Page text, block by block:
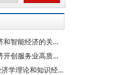
陈波 葛新权：词元经济和智能经济的关系辨析：一种形态两个视角
陈波 葛新权：词元经济开创服务业高质量发展新局面：理论逻辑与实践路径
词元经济的真底牌：经济学理论和知识经济的逻辑——访北京信息科技大学商学院教授葛新权